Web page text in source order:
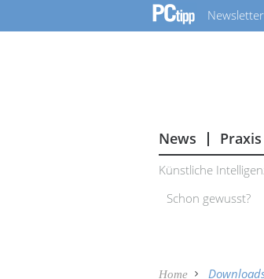
Newsletter
News Praxis
Künstliche
Schon gewusst?
Home